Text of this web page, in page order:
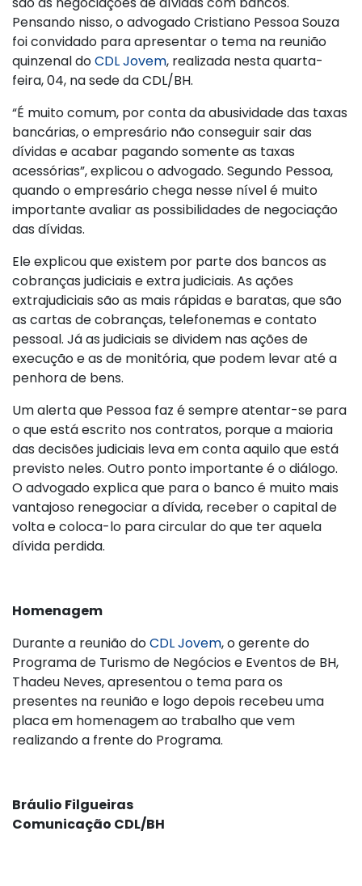
Pensando nisso, o advogado Cristiano Pessoa Souza
foi convidado para apresentar o tema na reunião
quinzenal doCDL Jovem, realizada nesta quarta-
feira, 04, na sede da CDL/BH.
“É muito comum, por conta da abusividade das taxas
bancárias, o empresário não conseguir sair das
dívidas e acabar pagando somente as taxas
acessórias”, explicou o advogado. Segundo Pessoa,
quando o empresário chega nesse nível é muito
importante avaliar as possibilidades de negociação
das dívidas.
Ele explicou que existem por parte dos bancos as
cobranças judiciais e extra judiciais. As ações
extrajudiciais são as mais rápidas e baratas, que são
as cartas de cobranças, telefonemas e contato
pessoal. Já as judiciais se dividem nas ações de
execução e as de monitória, que podem levar até a
penhora de bens.
Um alerta que Pessoa faz é sempre atentar-se para
o que está escrito nos contratos, porque a maioria
das decisões judiciais leva em conta aquilo que está
previsto neles. Outro ponto importante é o diálogo.
O advogado explica que para o banco é muito mais
vantajoso renegociar a dívida, receber o capital de
volta e coloca-lo para circular do que ter aquela
dívida perdida.
Homenagem
Durante a reunião doCDL Jovem, o gerente do
Programa de Turismo de Negócios e Eventos de BH,
Thadeu Neves, apresentou o tema para os
presentes na reunião e logo depois recebeu uma
placa em homenagem ao trabalho que vem
realizando a frente do Programa.
Bráulio Filgueiras
Comunicação CDL/BH